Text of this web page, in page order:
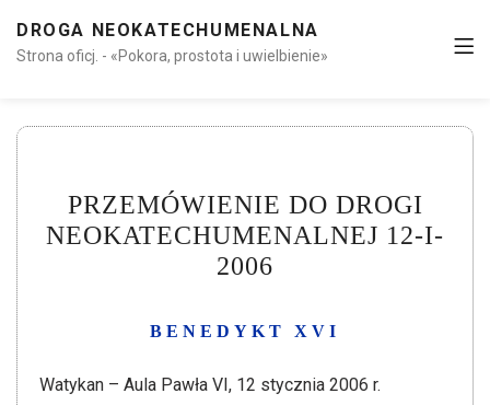
DROGA NEOKATECHUMENALNA
Strona oficj. - «Pokora, prostota i uwielbienie»
PRZEMÓWIENIE DO DROGI
NEOKATECHUMENALNEJ 12-I-
2006
BENEDYKT XVI
Watykan – Aula Pawła VI, 12 stycznia 2006 r.